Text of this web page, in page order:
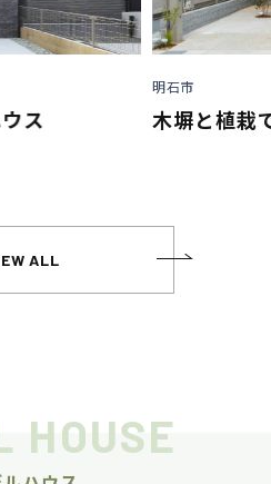
家
ALL
HOUSE